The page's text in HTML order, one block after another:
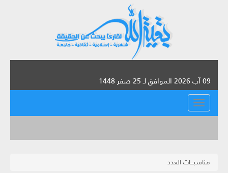
09 آب 2026 الموافق لـ 25 صفر 1448
القائمة
مناسبـــات العدد